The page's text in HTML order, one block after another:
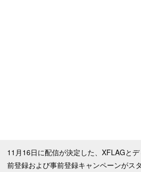
11月16日に配信が決定した、XFLAGと
前登録および事前登録キャンペーンがス